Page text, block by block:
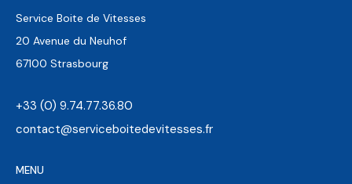
Service Boite de Vitesses
20 Avenue du Neuhof
67100 Strasbourg
+33 (0) 9.74.77.36.80
contact@serviceboitedevitesses.fr
MENU